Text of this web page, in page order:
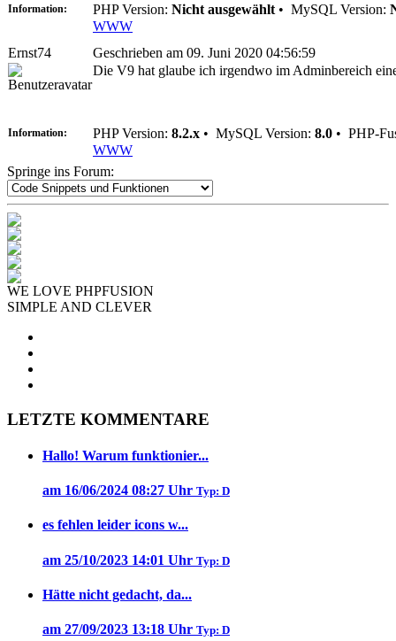
Information: PHP Version: Nicht ausgewählt • MySQL Version:
WWW
Ernst74
Geschrieben am 09. Juni 2020 04:56:59
Die V9 hat glaube ich irgendwo im Adminbereich
Information: PHP Version: 8.2.x • MySQL Version: 8.0 • PHP-
WWW
Springe ins Forum:
WE LOVE PHPFUSION
SIMPLE AND CLEVER
LETZTE KOMMENTARE
Hallo! Warum funktionier...
am 16/06/2024 08:27 Uhr Typ: D
es fehlen leider icons w...
am 25/10/2023 14:01 Uhr Typ: D
Hätte nicht gedacht, da...
am 27/09/2023 13:18 Uhr Typ: D